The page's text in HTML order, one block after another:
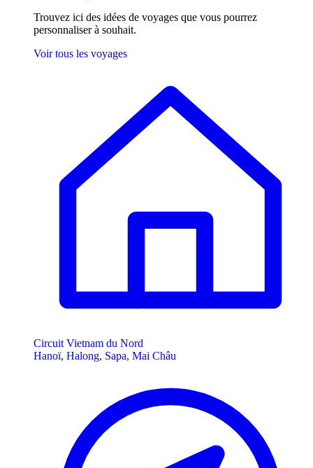
Trouvez ici des idées de voyages que vous pourrez
personnaliser à souhait.
Voir tous les voyages
Circuit Vietnam du Nord
Hanoï, Halong, Sapa, Mai Châu